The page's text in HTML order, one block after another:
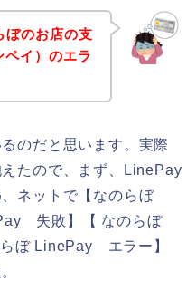
ぼのお店の支
イ）のエラ
のだと思います。実際
たので、まず、LinePay
ネットで【なのらぼ
失敗】【 なのらぼ
ぼ LinePay エラー】